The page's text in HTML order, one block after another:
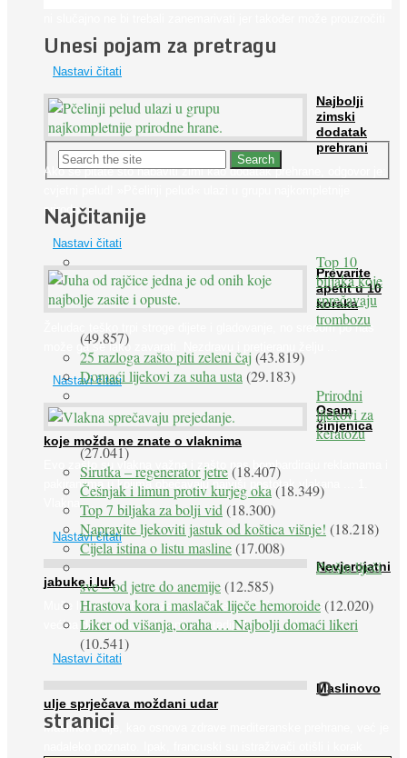
...
Nastavi čitati
Najbolji
zimski
dodatak
prehrani
Ako se pitate što nabaviti zimi kao dodatak prehrane, odgovor je:
prirodne ...
Nastavi čitati
Prevarite
apetit u 10
koraka
Želudac teško trpi stroge dijete i gladovanje, no srećom po nas
može ga se lako zavarati. Nezdravu i pretjeranu želju ...
Nastavi čitati
Osam
činjenica
koje možda ne znate o vlaknima
Evo zašto su vlakna važna i zašto nas bombardiraju reklamama i
pakiranjima u kojima obećavaju najviši postotak vlakana ... 1.
Vlakna ...
Nastavi čitati
Nevjerojatni
jabuke i luk
Muče li vas tegobe vezane uz srce, oči i živce, od kojih pati
većina dijabetičara u kasnijem stadiju bolesti, jabuke ...
Nastavi čitati
Maslinovo
ulje sprječava moždani udar
Maslinovo ulje, kao osnova zdrave mediteranske prehrane, već je
Unesi pojam za pretragu
Najčitanije
Top 10
biljaka koje
sprečavaju
trombozu
(49.857)
25 razloga zašto piti zeleni čaj(43.819)
Domaći lijekovi za suha usta (29.183)
Prirodni
lijekovi za
keratozu
(27.041)
Sirutka – regenerator jetre(18.407)
Češnjak i limun protiv kurjeg oka (18.349)
Top 7 biljaka za bolji vid (18.300)
Napravite ljekoviti jastuk od koštica višnje! (18.218)
Cijela istina o listu masline(17.008)
Peršin liječi
sve – od jetre do anemije(12.585)
Hrastova kora i maslačak liječe hemoroide(12.020)
Liker od višanja, oraha … Najbolji domaći likeri
(10.541)
O
stranici